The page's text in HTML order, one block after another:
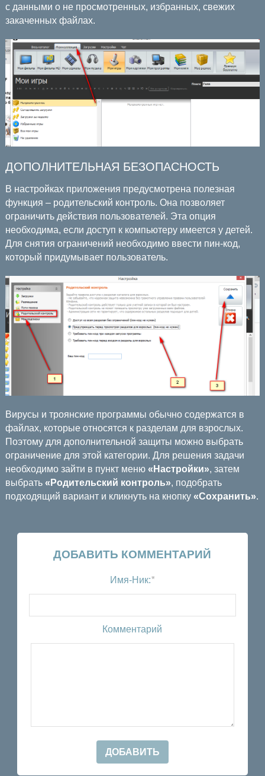
с данными о не просмотренных, избранных, свежих
закаченных файлах.
ДОПОЛНИТЕЛЬНАЯ БЕЗОПАСНОСТЬ
В настройках приложения предусмотрена полезная
функция – родительский контроль. Она позволяет
ограничить действия пользователей. Эта опция
необходима, если доступ к компьютеру имеется у детей.
Для снятия ограничений необходимо ввести пин-код,
который придумывает пользователь.
Вирусы и троянские программы обычно содержатся в
файлах, которые относятся к разделам для взрослых.
Поэтому для дополнительной защиты можно выбрать
ограничение для этой категории. Для решения задачи
необходимо зайти в пункт меню «Настройки», затем
выбрать «Родительский контроль», подобрать
подходящий вариант и кликнуть на кнопку «Сохранить».
ДОБАВИТЬ КОММЕНТАРИЙ
Имя-Ник:*
Комментарий